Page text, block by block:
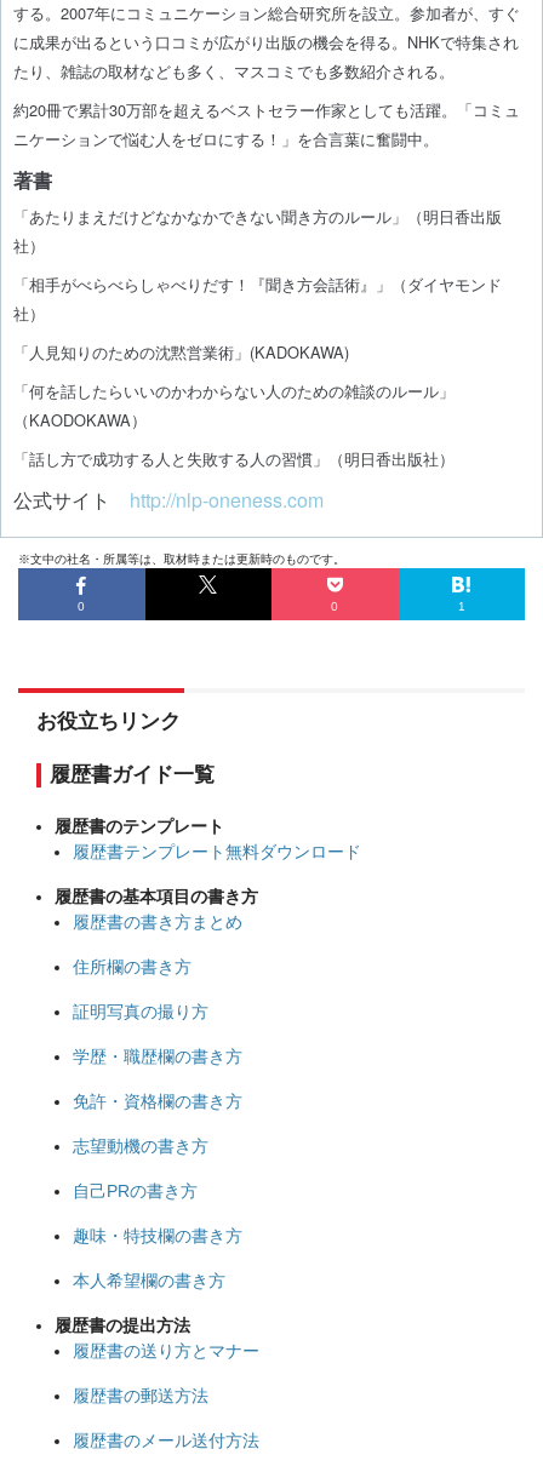
する。2007年にコミュニケーション総合研究所を設立。参加者が、すぐ
に成果が出るという口コミが広がり出版の機会を得る。NHKで特集され
たり、雑誌の取材なども多く、マスコミでも多数紹介される。
約20冊で累計30万部を超えるベストセラー作家としても活躍。「コミュ
ニケーションで悩む人をゼロにする！」を合言葉に奮闘中。
著書
「あたりまえだけどなかなかできない聞き方のルール」（明日香出版
社）
「相手がべらべらしゃべりだす！『聞き方会話術』」（ダイヤモンド
社）
「人見知りのための沈黙営業術」(KADOKAWA)
「何を話したらいいのかわからない人のための雑談のルール」
（KAODOKAWA）
「話し方で成功する人と失敗する人の習慣」（明日香出版社）
公式サイト http://nlp-oneness.com
※文中の社名・所属等は、取材時または更新時のものです。
0 0 1
お役立ちリンク
履歴書ガイド一覧
履歴書のテンプレート
履歴書テンプレート無料ダウンロード
履歴書の基本項目の書き方
履歴書の書き方まとめ
住所欄の書き方
証明写真の撮り方
学歴・職歴欄の書き方
免許・資格欄の書き方
志望動機の書き方
自己PRの書き方
趣味・特技欄の書き方
本人希望欄の書き方
履歴書の提出方法
履歴書の送り方とマナー
履歴書の郵送方法
履歴書のメール送付方法